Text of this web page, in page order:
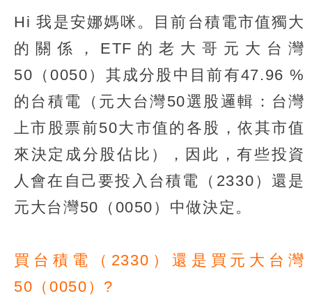
Hi 我是安娜媽咪。目前台積電市值獨大
的關係，ETF的老大哥元大台灣
50（0050）其成分股中目前有47.96 %
的台積電（元大台灣50選股邏輯：台灣
上市股票前50大市值的各股，依其市值
來決定成分股佔比），因此，有些投資
人會在自己要投入台積電（2330）還是
元大台灣50（0050）中做決定。
買台積電（2330）還是買元大台灣
50（0050）?